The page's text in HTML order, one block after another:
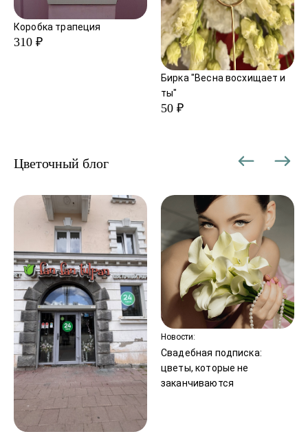
Коробка трапеция
310 ₽
Бирка "Весна восхищает и
ты"
50 ₽
Новости:
Свадебная подписка:
цветы, которые не
заканчиваются
Цветочный блог